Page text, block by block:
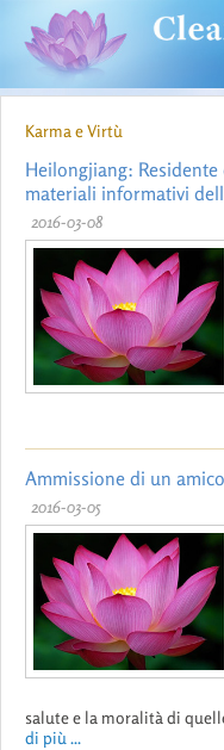
Karma e Virtù
Heilongjiang:
materiali informativi
2016-03-08
Ammissione di un
2016-03-05
salute e la moralità di
di più ...